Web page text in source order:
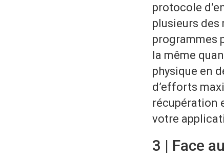
protocole
plusieurs des
programmes
la même
physique en
d’efforts
récupération
votre
3 | Face